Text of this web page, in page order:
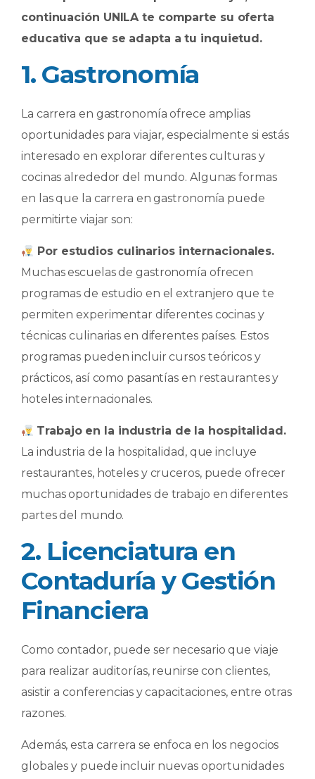
continuación UNILA te comparte su oferta
educativa que se adapta a tu inquietud.
1. Gastronomía
La carrera en gastronomía ofrece amplias
oportunidades para viajar, especialmente si estás
interesado en explorar diferentes culturas y
cocinas alrededor del mundo. Algunas formas
en las que la carrera en gastronomía puede
permitirte viajar son:
​ Por estudios culinarios internacionales.
Muchas escuelas de gastronomía ofrecen
programas de estudio en el extranjero que te
permiten experimentar diferentes cocinas y
técnicas culinarias en diferentes países. Estos
programas pueden incluir cursos teóricos y
prácticos, así como pasantías en restaurantes y
hoteles internacionales.
Trabajo en la industria de la hospitalidad.
La industria de la hospitalidad, que incluye
restaurantes, hoteles y cruceros, puede ofrecer
muchas oportunidades de trabajo en diferentes
partes del mundo.
2. Licenciatura en
Contaduría y Gestión
Financiera
Como contador, puede ser necesario que viaje
para realizar auditorías, reunirse con clientes,
asistir a conferencias y capacitaciones, entre otras
razones.
Además, esta carrera se enfoca en los negocios
globales y puede incluir nuevas oportunidades